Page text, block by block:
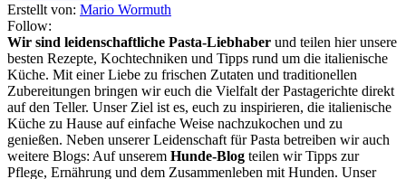
Erstellt von: Mario Wormuth
Follow:
Wir sind leidenschaftliche Pasta-Liebhaber und teilen hier unsere
besten Rezepte, Kochtechniken und Tipps rund um die italienische
Küche. Mit einer Liebe zu frischen Zutaten und traditionellen
Zubereitungen bringen wir euch die Vielfalt der Pastagerichte direkt
auf den Teller. Unser Ziel ist es, euch zu inspirieren, die italienische
Küche zu Hause auf einfache Weise nachzukochen und zu
genießen. Neben unserer Leidenschaft für Pasta betreiben wir auch
weitere Blogs: Auf unserem Hunde-Blog teilen wir Tipps zur
Pflege, Ernährung und dem Zusammenleben mit Hunden. Unser